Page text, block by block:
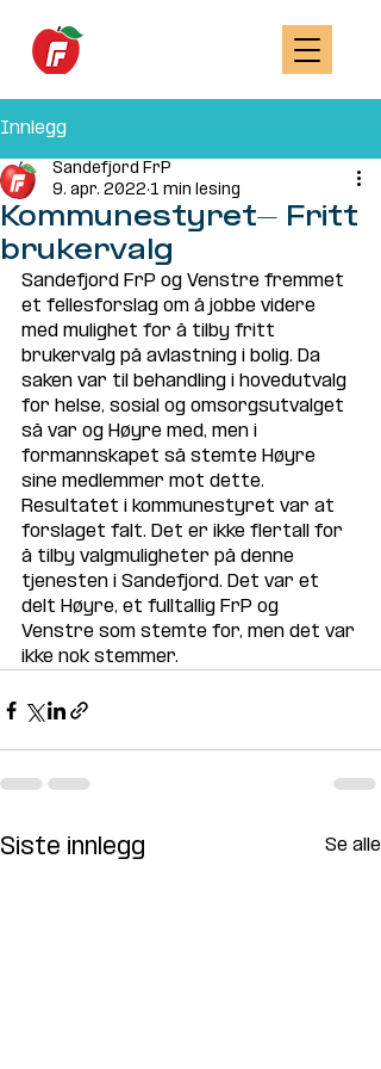
Innlegg
Kommunestyret- Fritt
brukervalg
Sandefjord FrP
9. apr. 2022 1 min lesing
Sandefjord FrP og Venstre fremmet
et fellesforslag om å jobbe videre
med mulighet for å tilby fritt
brukervalg på avlastning i bolig. Da
saken var til behandling i hovedutvalg
for helse, sosial og omsorgsutvalget
så var og Høyre med, men i
formannskapet så stemte Høyre
sine medlemmer mot dette.
Resultatet i kommunestyret var at
forslaget falt. Det er ikke flertall for
å tilby valgmuligheter på denne
tjenesten i Sandefjord. Det var et
delt Høyre, et fulltallig FrP og
Venstre som stemte for, men det var
ikke nok stemmer.
Siste innlegg Se alle